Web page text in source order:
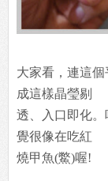
大家看，連這
成這樣晶瑩剔
透、入口即化
覺很像在吃紅
燒甲魚(鱉)喔!